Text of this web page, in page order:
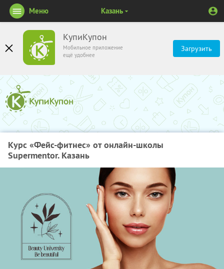
КупиКупон
Мобильное приложение
ещё удобнее
Загрузить
Меню Казань
Курс «Фейс-фитнес» от онлайн-школы
Supermentor. Казань